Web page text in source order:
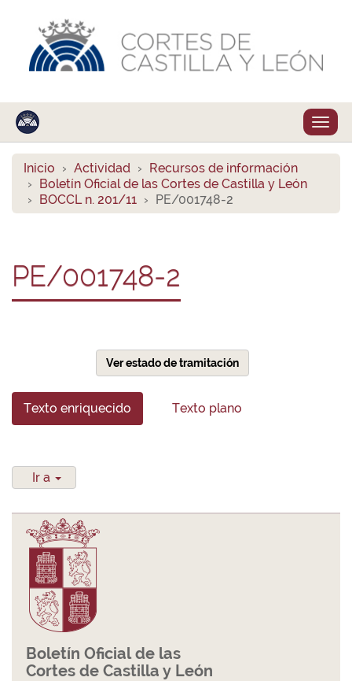
Inicio Actividad
Recursos de información
Boletín Oficial de las Cortes de Castilla y León
BOCCL n. 201/11
PE/001748-2
PE/001748-2
Ver estado de tramitación
Texto enriquecido Texto plano
Ir a
Boletín Oficial de las
Cortes de Castilla y León